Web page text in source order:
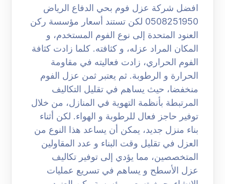
افضل شركة عزل فوم بحي الدفاع الرياض
0508251950 لكن تستند أسعار مؤسسة ركن
العنود المتحدة إلى نوع الفوم المستخدم، و
المكان المراد عزله، و كثافته. كلما زادت كثافة
الفوم الحراري، زادت فعاليته في مقاومة
الحرارة و الرطوبة. ثم يعتبر ثمن عزل الفوم
منخفضا، حيث يساهم في تقليل التكاليف
المرتبطة بأنظمة التهوية في المنازل، من خلال
توفير حاجز فعال للرطوبة و الهواء. لكن أثناء
بناء منزل جديد، يمكن أن يساعد هذا النوع من
العزل في تقليل وقت البناء و عدد المقاولين
المتخصصين، مما يؤدي إلى توفير تكاليف
عزل الأسطح و يساهم في تسريع عمليات